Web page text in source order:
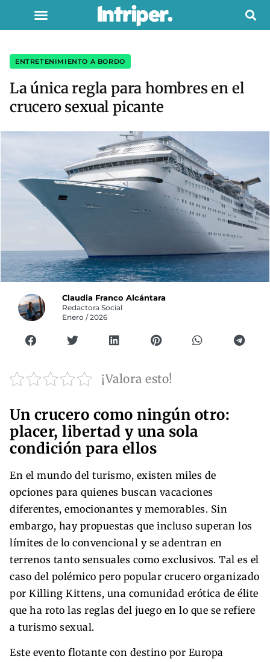
ENTRETENIMIENTO A BORDO
La única regla para hombres en el
crucero sexual picante
Claudia Franco Alcántara
Redactora Social
Enero / 2026
¡Valora esto!
Un crucero como ningún otro:
placer, libertad y una sola
condición para ellos
En el mundo del turismo, existen miles de
opciones para quienes buscan vacaciones
diferentes, emocionantes y memorables. Sin
embargo, hay propuestas que incluso superan los
límites de lo convencional y se adentran en
terrenos tanto sensuales como exclusivos. Tal es el
caso del polémico pero popular crucero organizado
por Killing Kittens, una comunidad erótica de élite
que ha roto las reglas del juego en lo que se refiere
a turismo sexual.
Este evento flotante con destino por Europa